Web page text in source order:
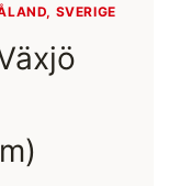
SVERIGE